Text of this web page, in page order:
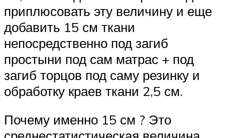
приплюсовать эту величину и еще
добавить 15 см ткани
непосредственно под загиб
простыни под сам матрас + под
загиб торцов под саму резинку и
обработку краев ткани 2,5 см.
Почему именно 15 см ? Это